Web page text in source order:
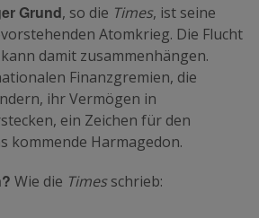
Grund, so die Times, ist seine
Atomkrieg. Die Flucht
damit zusammenhängen.
Finanzgremien, die
ihr Vermögen in
ein Zeichen für den
kommende Harmagedon.
Wie die Timesschrieb: